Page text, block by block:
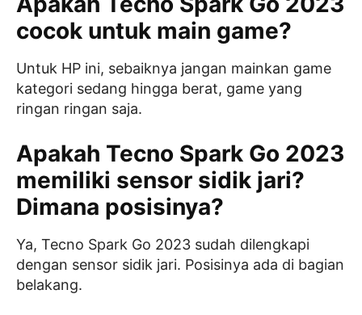
cocok untuk main game?
Untuk HP ini, sebaiknya jangan mainkan game
kategori sedang hingga berat, game yang
ringan ringan saja.
Apakah Tecno Spark Go 2023
memiliki sensor sidik jari?
Dimana posisinya?
Ya, Tecno Spark Go 2023 sudah dilengkapi
dengan sensor sidik jari. Posisinya ada di bagian
belakang.